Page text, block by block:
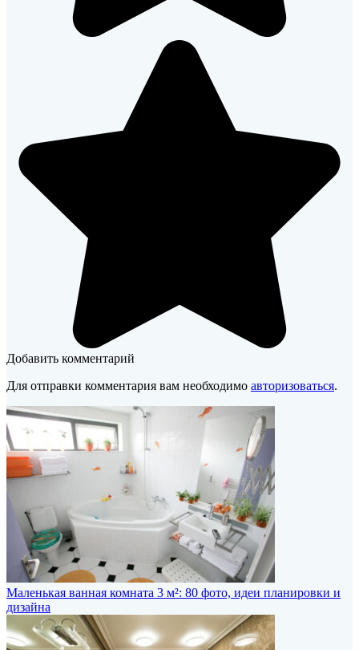
Добавить комментарий
Для отправки комментария вам необходимо авторизоваться.
Маленькая ванная комната 3 м²: 80 фото, идеи планировки и
дизайна